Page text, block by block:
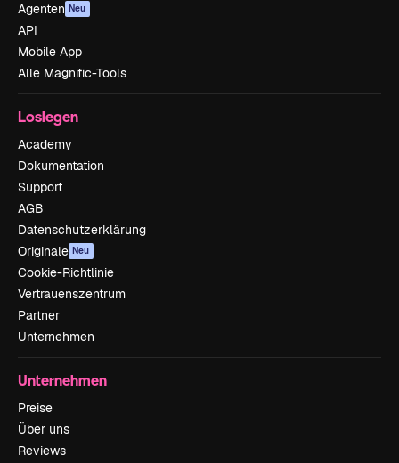
Agenten Neu
API
Mobile App
Alle Magnific-Tools
Loslegen
Academy
Dokumentation
Support
AGB
Datenschutzerklärung
Originale Neu
Cookie-Richtlinie
Vertrauenszentrum
Partner
Unternehmen
Unternehmen
Preise
Über uns
Reviews